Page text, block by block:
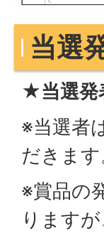
当選
★当選発
※当選者
だきます
※賞品の
ります